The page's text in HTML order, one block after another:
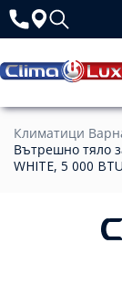
Климатици
Вътрешно тяло
WHITE, 5 000 BTU